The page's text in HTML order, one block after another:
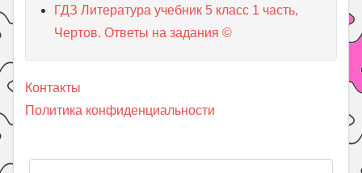
ГДЗ Литература учебник 5 класc 1 часть,
Чертов. Ответы на задания ©
Контакты
Политика конфиденциальности